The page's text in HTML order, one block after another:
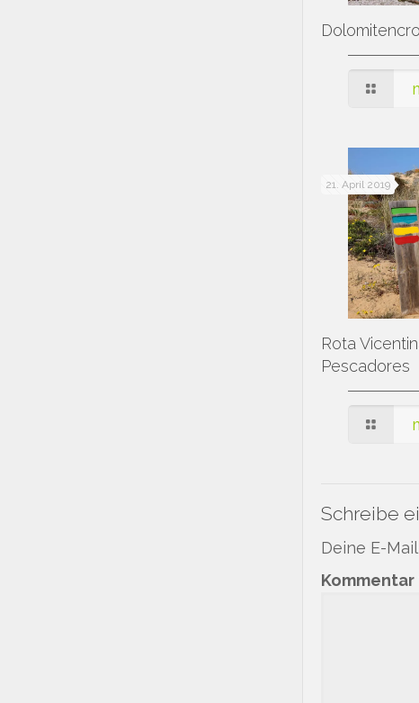
21. April 2019
Rota
Pescadores
Schreibe
Deine E-
Kommentar